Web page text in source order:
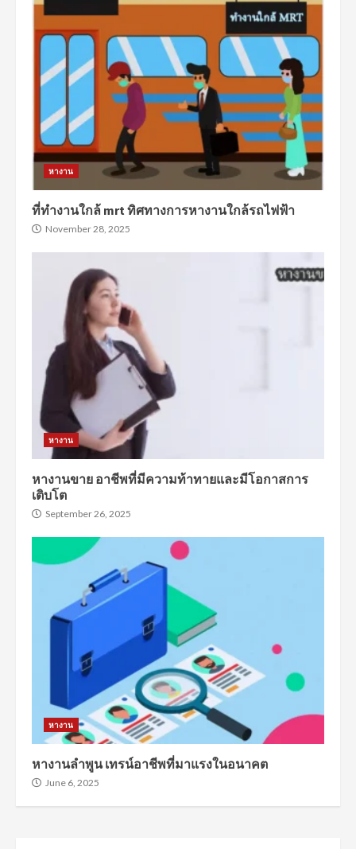
หางาน
ที่ทำงานใกล้ mrt ทิศทางการหางานใกล้รถไฟฟ้า
November 28, 2025
หางาน
หางานขาย อาชีพที่มีความท้าทายและมีโอกาสการ
เติบโต
September 26, 2025
หางาน
หางานลำพูน เทรน์อาชีพที่มาแรงในอนาคต
June 6, 2025